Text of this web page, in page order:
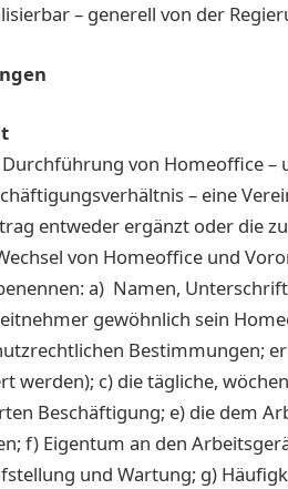
– generell von der
von Homeoffice
– eine
entweder ergänzt oder die
von Homeoffice und
a) Namen,
gewöhnlich sein
Bestimmungen;
werden); c) die tägliche,
Beschäftigung; e) die dem
f) Eigentum an den
und Wartung; g)